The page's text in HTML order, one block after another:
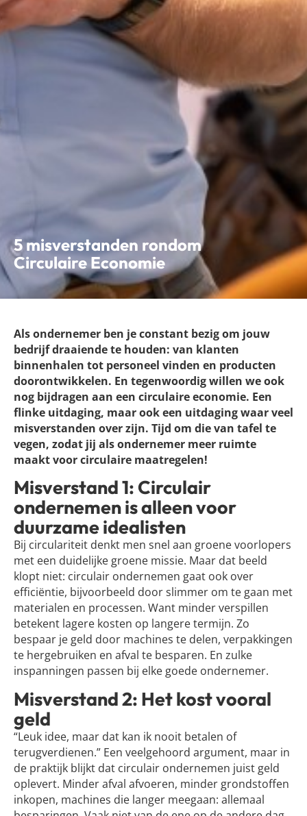
5 misverstanden rondom
Circulaire Economie
Als ondernemer ben je constant bezig om jouw
bedrijf draaiende te houden: van klanten
binnenhalen tot personeel vinden en producten
doorontwikkelen. En tegenwoordig willen we ook
nog bijdragen aan een circulaire economie. Een
flinke uitdaging, maar ook een uitdaging waar veel
misverstanden over zijn. Tijd om die van tafel te
vegen, zodat jij als ondernemer meer ruimte
maakt voor circulaire maatregelen!
Misverstand 1: Circulair
ondernemen is alleen voor
duurzame idealisten
Bij circulariteit denkt men snel aan groene voorlopers
met een duidelijke groene missie. Maar dat beeld
klopt niet: circulair ondernemen gaat ook over
efficiëntie, bijvoorbeeld door slimmer om te gaan met
materialen en processen. Want minder verspillen
betekent lagere kosten op langere termijn. Zo
bespaar je geld door machines te delen, verpakkingen
te hergebruiken en afval te besparen. En zulke
inspanningen passen bij elke goede ondernemer.
Misverstand 2: Het kost vooral
geld
“Leuk idee, maar dat kan ik nooit betalen of
terugverdienen.” Een veelgehoord argument, maar in
de praktijk blijkt dat circulair ondernemen juist geld
oplevert. Minder afval afvoeren, minder grondstoffen
inkopen, machines die langer meegaan: allemaal